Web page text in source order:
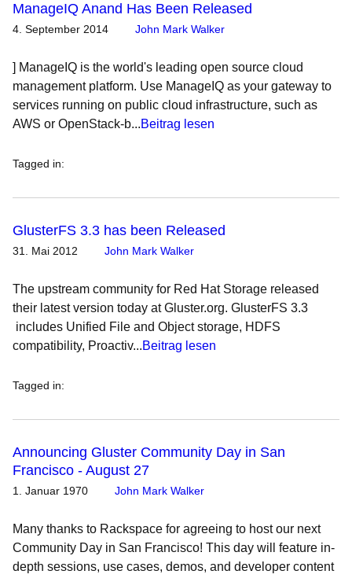
ManageIQ Anand Has Been Released
4. September 2014 John Mark Walker
] ManageIQ is the world's leading open source cloud
management platform. Use ManageIQ as your gateway to
services running on public cloud infrastructure, such as
AWS or OpenStack-b...Beitrag lesen
Tagged in:
GlusterFS 3.3 has been Released
31. Mai 2012 John Mark Walker
The upstream community for Red Hat Storage released
their latest version today at Gluster.org. GlusterFS 3.3
includes Unified File and Object storage, HDFS
compatibility, Proactiv...Beitrag lesen
Tagged in:
Announcing Gluster Community Day in San
Francisco - August 27
1. Januar 1970 John Mark Walker
Many thanks to Rackspace for agreeing to host our next
Community Day in San Francisco! This day will feature in-
depth sessions, use cases, demos, and developer content